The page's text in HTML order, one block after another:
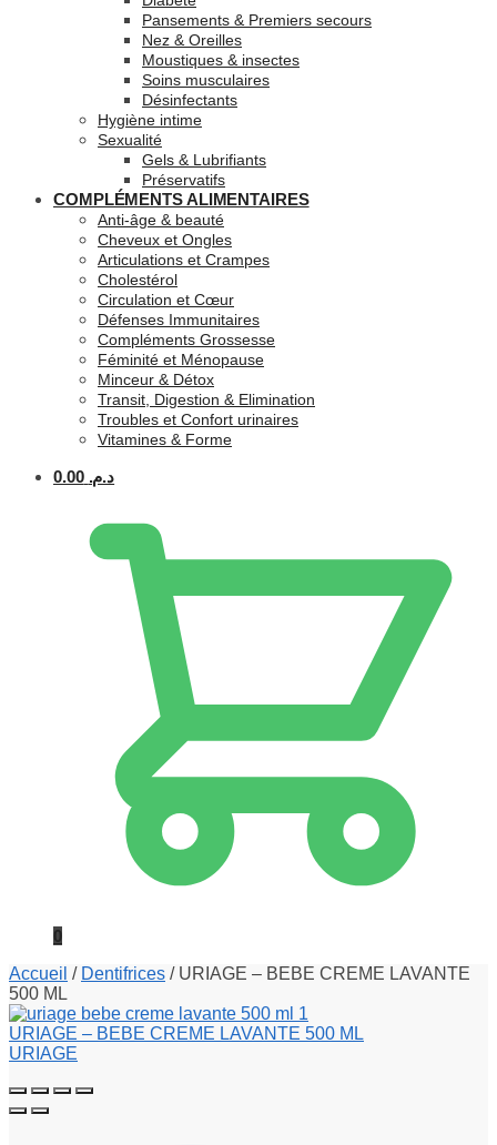
Pansements & Premiers secours
Nez & Oreilles
Moustiques & insectes
Soins musculaires
Désinfectants
Hygiène intime
Sexualité
Gels & Lubrifiants
Préservatifs
COMPLÉMENTS ALIMENTAIRES
Anti-âge & beauté
Cheveux et Ongles
Articulations et Crampes
Cholestérol
Circulation et Cœur
Défenses Immunitaires
Compléments Grossesse
Féminité et Ménopause
Minceur & Détox
Transit, Digestion & Elimination
Troubles et Confort urinaires
Vitamines & Forme
د.م. 0.00
0
Accueil / Dentifrices / URIAGE – BEBE CREME LAVANTE
500 ML